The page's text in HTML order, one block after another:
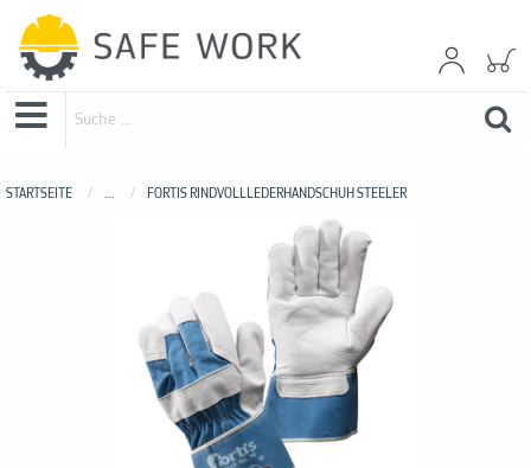
STARTSEITE ... FORTIS RINDVOLLLEDERHANDSCHUH STEELER